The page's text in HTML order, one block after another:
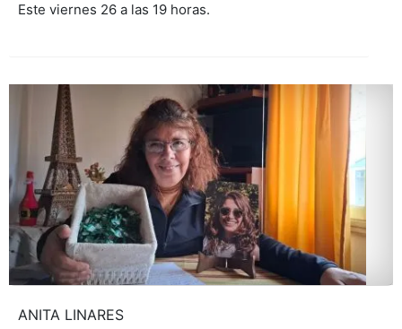
Este viernes 26 a las 19 horas.
ANITA LINARES